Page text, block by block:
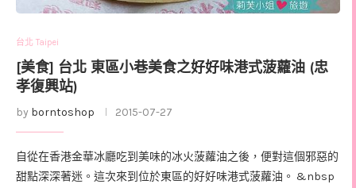
台北 Taipei
[美食] 台北 東區小巷美食之好好味港式菠蘿油 (忠
孝復興站)
by borntoshop 2015-07-27
自從在香港金華冰廳吃到美味的冰火菠蘿油之後，便對這個邪惡的
甜點深深著迷。這次來到位於東區的好好味港式菠蘿油。 &nbsp